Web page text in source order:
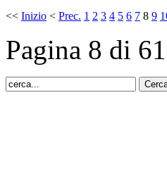
<< Inizio < Prec. 1 2 3 4 5 6 7 8 9
Pagina 8 di 61